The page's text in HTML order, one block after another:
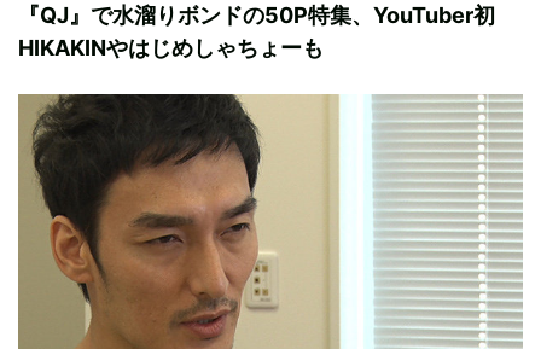
『QJ』で水溜りボンドの50P特集、YouTuber初
HIKAKINやはじめしゃちょーも